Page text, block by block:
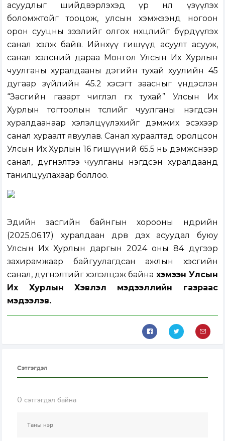
асуудлыг шийдвэрлэхэд үр нөлөө үзүүлэх
боломжтойг тооцож, улсын хэмжээнд ногоон
орон сууцны зээлийг олгох нөхцөлийг бүрдүүлэх
санал хэлж байв. Ийнхүү гишүүд асуулт асууж,
санал хэлсний дараа Монгол Улсын Их Хурлын
чуулганы хуралдааны дэгийн тухай хуулийн 45
дугаар зүйлийн 45.2 хэсэгт заасныг үндэслэн
“Засгийн газарт чиглэл өгөх тухай” Улсын Их
Хурлын тогтоолын төслийг чуулганы нэгдсэн
хуралдаанаар хэлэлцүүлэхийг дэмжих эсэхээр
санал хураалт явуулав. Санал хураалтад оролцсон
Улсын Их Хурлын 16 гишүүний 65.5 нь дэмжснээр
санал, дүгнэлтээ чуулганы нэгдсэн хуралдаанд
танилцуулахаар боллоо.
Эдийн засгийн байнгын хорооны өнөөдрийн
(2025.06.17) хуралдаан дөрөв дэх асуудал буюу
Улсын Их Хурлын даргын 2024 оны 84 дүгээр
захирамжаар байгуулагдсан ажлын хэсгийн
санал, дүгнэлтийг хэлэлцэж байна хэмээн Улсын
Их Хурлын Хэвлэл мэдээллийн газраас
мэдээлэв.
Сэтгэгдэл
0 сэтгэгдэл байна